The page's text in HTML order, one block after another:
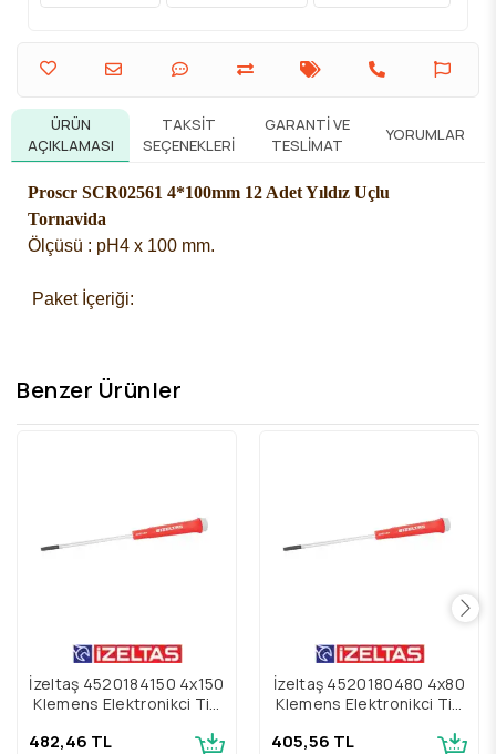
ÜRÜN
AÇIKLAMASI
TAKSIT
SEÇENEKLERI
GARANTI VE
TESLIMAT
YORUMLAR
Proscr SCR02561 4*100mm 12 Adet Yıldız Uçlu
Tornavida
Ölçüsü : pH4 x 100 mm.
Paket İçeriği:
Benzer Ürünler
İzeltaş 4520184150 4x150
Klemens Elektronikçi Tip
482,46 TL
İzeltaş 4520180480 4x80
Klemens Elektronikçi Tip
405,56 TL